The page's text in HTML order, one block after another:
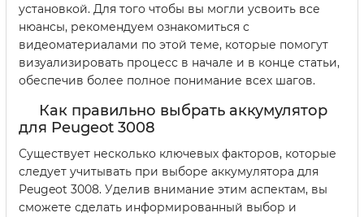
установкой. Для того чтобы вы могли усвоить все
нюансы, рекомендуем ознакомиться с
видеоматериалами по этой теме, которые помогут
визуализировать процесс в начале и в конце статьи,
обеспечив более полное понимание всех шагов.
Как правильно выбрать аккумулятор
для Peugeot 3008
Существует несколько ключевых факторов, которые
следует учитывать при выборе аккумулятора для
Peugeot 3008. Уделив внимание этим аспектам, вы
сможете сделать информированный выбор и